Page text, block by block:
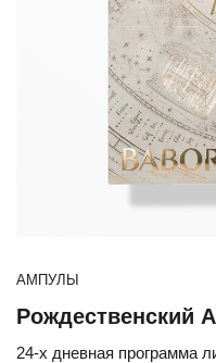
АМПУЛЫ
Рождественский
24-х дневная программа